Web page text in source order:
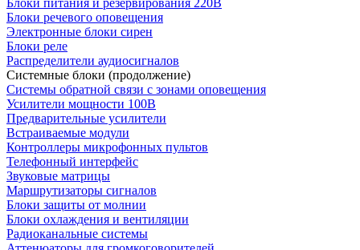
Блоки питания и резервирования 220В
Блоки речевого оповещения
Электронные блоки сирен
Блоки реле
Распределители аудиосигналов
Системные блоки (продолжение)
Системы обратной связи с зонами оповещения
Усилители мощности 100В
Предварительные усилители
Встраиваемые модули
Контроллеры микрофонных пультов
Телефонный интерфейс
Звуковые матрицы
Маршрутизаторы сигналов
Блоки защиты от молнии
Блоки охлаждения и вентиляции
Радиоканальные системы